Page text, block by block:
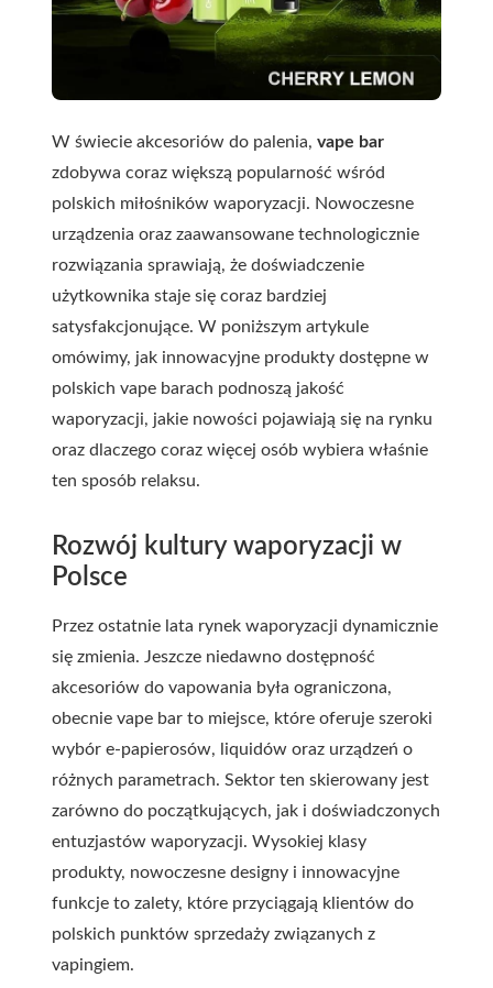
W świecie akcesoriów do palenia, vape bar
zdobywa coraz większą popularność wśród
polskich miłośników waporyzacji. Nowoczesne
urządzenia oraz zaawansowane technologicznie
rozwiązania sprawiają, że doświadczenie
użytkownika staje się coraz bardziej
satysfakcjonujące. W poniższym artykule
omówimy, jak innowacyjne produkty dostępne w
polskich vape barach podnoszą jakość
waporyzacji, jakie nowości pojawiają się na rynku
oraz dlaczego coraz więcej osób wybiera właśnie
ten sposób relaksu.
Rozwój kultury waporyzacji w
Polsce
Przez ostatnie lata rynek waporyzacji dynamicznie
się zmienia. Jeszcze niedawno dostępność
akcesoriów do vapowania była ograniczona,
obecnie vape bar to miejsce, które oferuje szeroki
wybór e-papierosów, liquidów oraz urządzeń o
różnych parametrach. Sektor ten skierowany jest
zarówno do początkujących, jak i doświadczonych
entuzjastów waporyzacji. Wysokiej klasy
produkty, nowoczesne designy i innowacyjne
funkcje to zalety, które przyciągają klientów do
polskich punktów sprzedaży związanych z
vapingiem.